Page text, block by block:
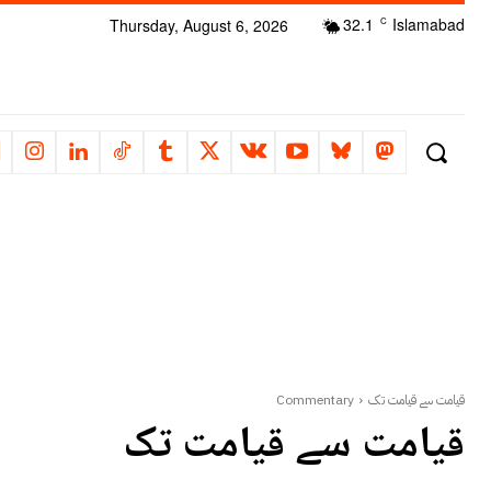
32.1 C Islamabad
Thursday, August 6, 2026
Commentary قیامت سے قیامت تک
قیامت سے قیامت تک